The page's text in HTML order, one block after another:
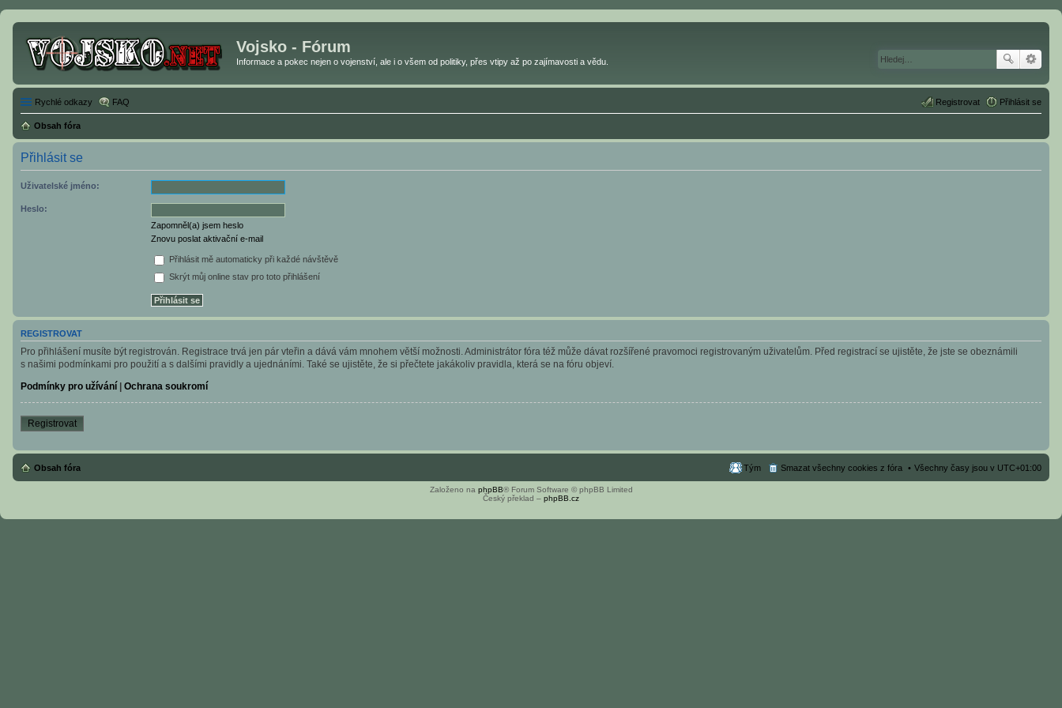
Vojsko - Fórum
Informace a pokec nejen o vojenství, ale i o všem od politiky, přes vtipy až po zajímavosti a vědu.
Rychlé odkazy FAQ Přihlásit se
Registrovat
Obsah fóra
Přihlásit se
Uživatelské jméno:
Heslo:
Zapomněl(a) jsem heslo
Znovu poslat aktivační e-mail
Přihlásit mě automaticky při každé návštěvě
Skrýt můj online stav pro toto přihlášení
REGISTROVAT
Pro přihlášení musíte být registrován. Registrace trvá jen pár vteřin a dává vám mnohem větší možnosti. Administrátor fóra též může dávat rozšířené pravomoci registrovaným uživatelům. Před registrací se ujistěte, že jste se obeznámili
s našimi podmínkami pro použití a s dalšími pravidly a ujednáními. Také se ujistěte, že si přečtete jakákoliv pravidla, která se na fóru objeví.
Podmínky pro užívání
Ochrana soukromí
Registrovat
Obsah fóra Všechny časy jsou v UTC+01:00
Smazat všechny cookies z fóra
Tým
Založeno na phpBB® Forum Software © phpBB Limited
Český překlad – phpBB.cz